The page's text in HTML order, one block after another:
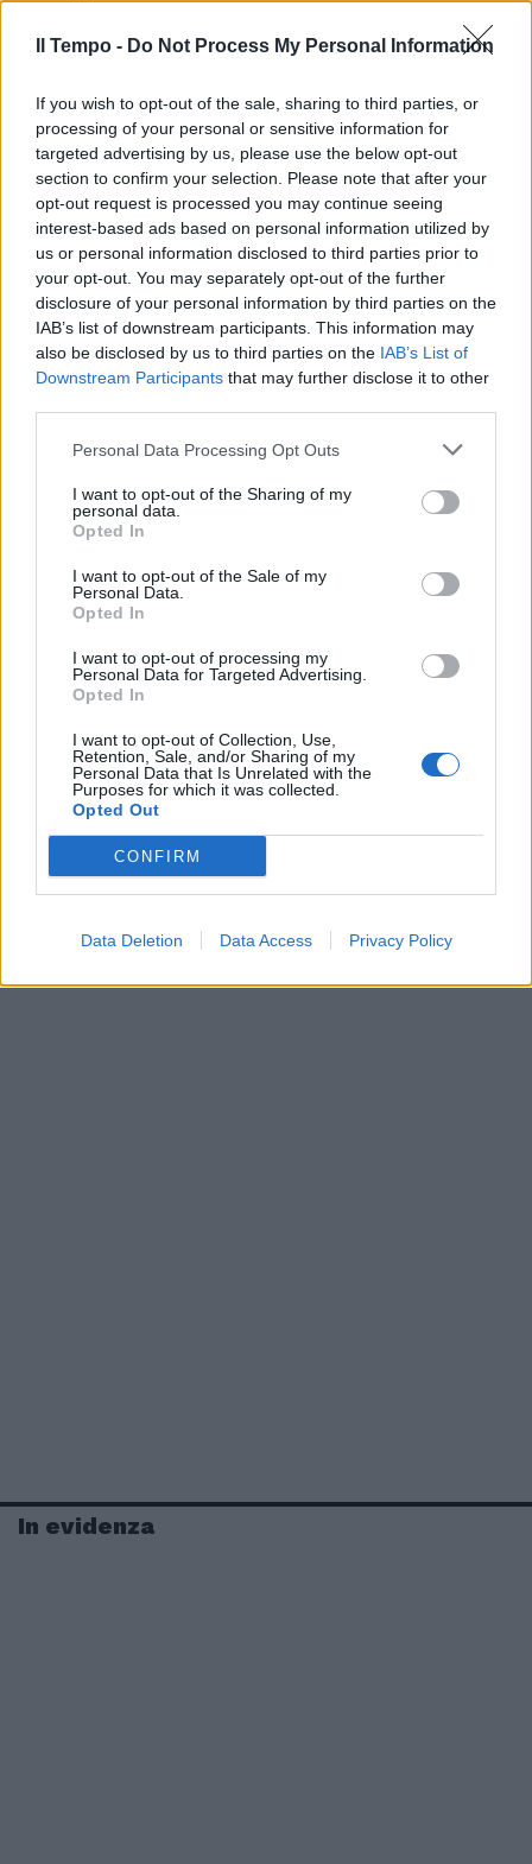
Il Tempo - Do Not Process My Personal Information
If you wish to opt-out of the sale, sharing to third parties, or
processing of your personal or sensitive information for
targeted advertising by us, please use the below opt-out
section to confirm your selection. Please note that after your
opt-out request is processed you may continue seeing
interest-based ads based on personal information utilized by
us or personal information disclosed to third parties prior to
your opt-out. You may separately opt-out of the further
disclosure of your personal information by third parties on the
IAB’s list of downstream participants. This information may
also be disclosed by us to third parties on the IAB’s List of
Downstream Participants that may further disclose it to other
Personal Data Processing Opt Outs
I want to opt-out of the Sharing of my
personal data.
Opted In
I want to opt-out of the Sale of my
Personal Data.
Opted In
I want to opt-out of processing my
Personal Data for Targeted Advertising.
Opted In
I want to opt-out of Collection, Use,
Retention, Sale, and/or Sharing of my
Personal Data that Is Unrelated with the
Purposes for which it was collected.
Opted Out
CONFIRM
Data Deletion Data Access Privacy Policy
In evidenza